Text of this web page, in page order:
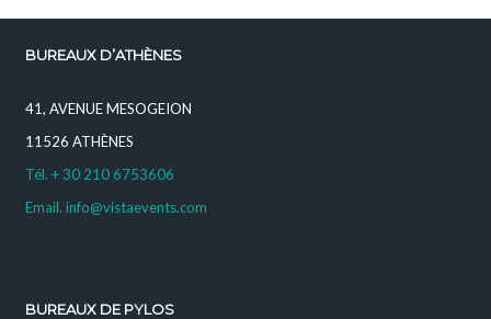
BUREAUX D’ATHÈNES
41, AVENUE MESOGEION
11526 ATHÈNES
Tél. + 30 210 6753606
Email. info@vistaevents.com
BUREAUX DE PYLOS